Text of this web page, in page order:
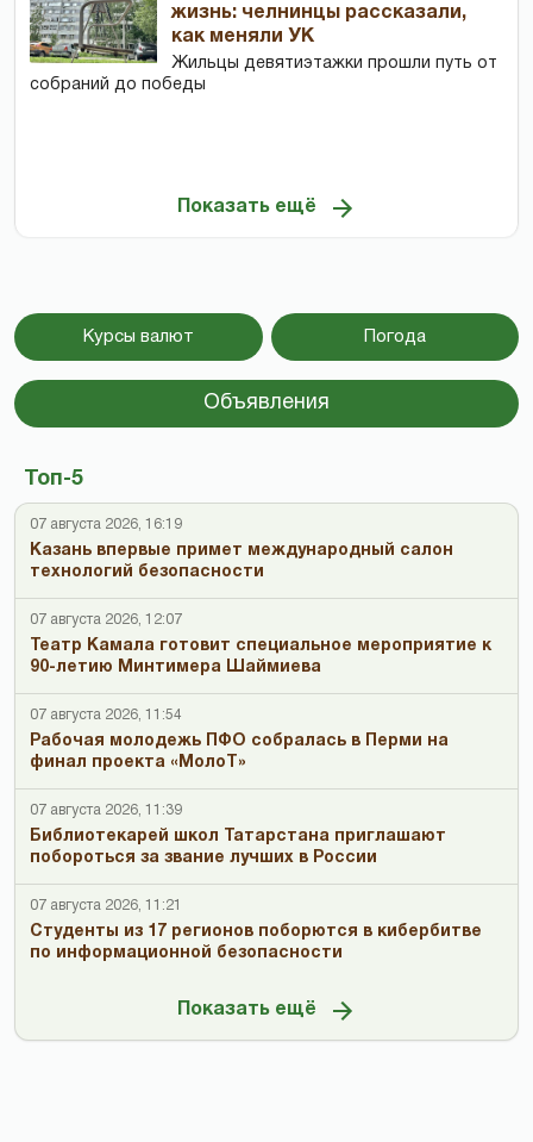
жизнь: челнинцы рассказали,
как меняли УК
Жильцы девятиэтажки прошли путь от
собраний до победы
Показать ещё
Курсы валют Погода
Объявления
Топ-5
07 августа 2026, 16:19
Казань впервые примет международный салон
технологий безопасности
07 августа 2026, 12:07
Театр Камала готовит специальное мероприятие к
90-летию Минтимера Шаймиева
07 августа 2026, 11:54
Рабочая молодежь ПФО собралась в Перми на
финал проекта «МолоТ»
07 августа 2026, 11:39
Библиотекарей школ Татарстана приглашают
побороться за звание лучших в России
07 августа 2026, 11:21
Студенты из 17 регионов поборются в кибербитве
по информационной безопасности
Показать ещё